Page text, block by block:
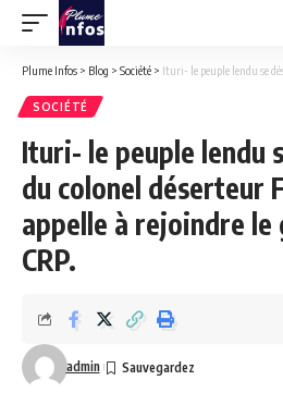
Plume Infos > Blog > Société > Ituri- le peuple lendu se désolidarise du
SOCIÉTÉ
Ituri- le peuple lendu
du colonel déserteur
appelle à rejoindre le
CRP.
admin